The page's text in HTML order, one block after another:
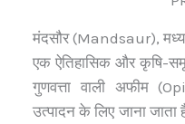
मंदसौर (Mandsaur),
एक ऐतिहासिक और कृषि-
गुणवत्ता वाली अफीम
उत्पादन के लिए जाना